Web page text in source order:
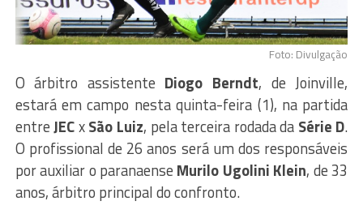
Foto: Divulgação
O árbitro assistente Diogo Berndt, de Joinville,
estará em campo nesta quinta-feira (1), na partida
entreJECxSão Luiz, pela terceira rodada da Série D.
O profissional de 26 anos será um dos responsáveis
por auxiliar o paranaense Murilo Ugolini Klein, de 33
anos, árbitro principal do confronto.